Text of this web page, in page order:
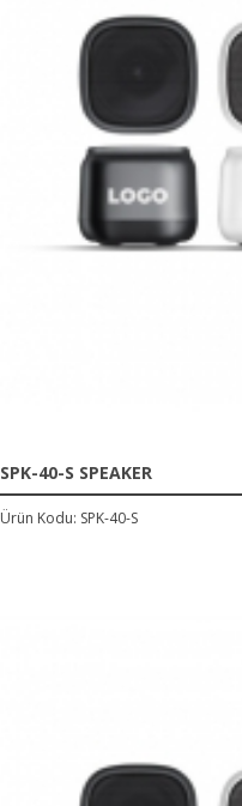
SPK-40-S SPEAKER
Ürün Kodu: SPK-40-S